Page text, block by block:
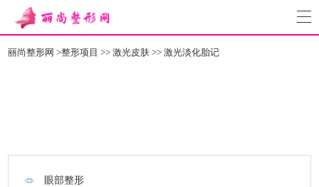
丽尚整形网 >整形项目 >>激光皮肤 >>激光淡化胎记
眼部整形